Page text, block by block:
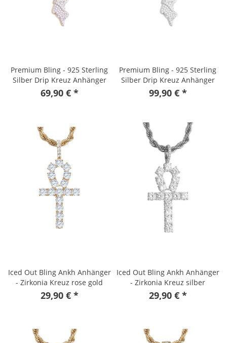
Premium Bling - 925 Sterling
Silber Drip Kreuz Anhänger
gold
69,90 € *
Premium Bling - 925 Sterling
Silber Drip Kreuz Anhänger
99,90 € *
Iced Out Bling Ankh Anhänger
- Zirkonia Kreuz rose gold
29,90 € *
Iced Out Bling Ankh Anhänger
- Zirkonia Kreuz silber
29,90 € *